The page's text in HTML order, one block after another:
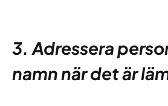
3. Adressera
namn när det är